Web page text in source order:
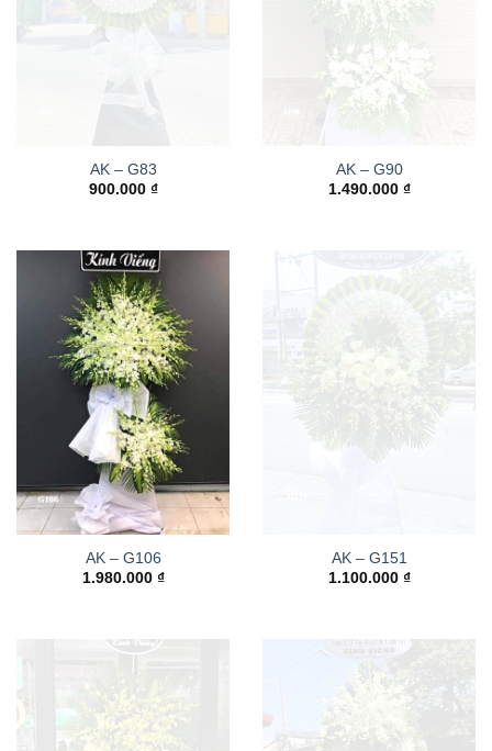
AK – G83
900.000 ₫
AK – G90
1.490.000 ₫
AK – G106
1.980.000 ₫
AK – G151
1.100.000 ₫